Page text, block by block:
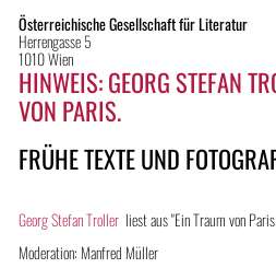
Österreichische Gesellschaft für Literatur
Herrengasse 5
1010 Wien
HINWEIS: GEORG STEFAN
VON PARIS.
FRÜHE TEXTE UND
Georg Stefan Troller liest aus "Ein Traum von
Moderation: Manfred Müller